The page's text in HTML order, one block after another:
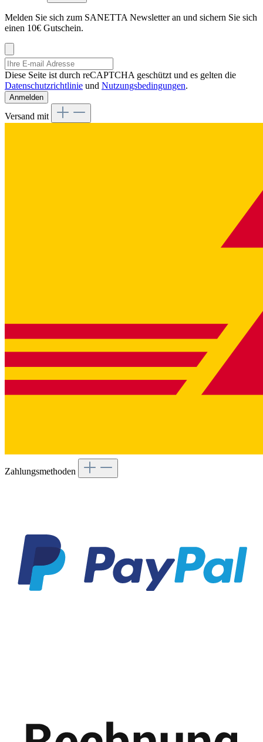
Melden Sie sich zum SANETTA Newsletter an und sichern Sie sich
einen 10€ Gutschein.
Diese Seite ist durch reCAPTCHA geschützt und es gelten die
Datenschutzrichtlinie und Nutzungsbedingungen.
Anmelden
Versand mit
Zahlungsmethoden